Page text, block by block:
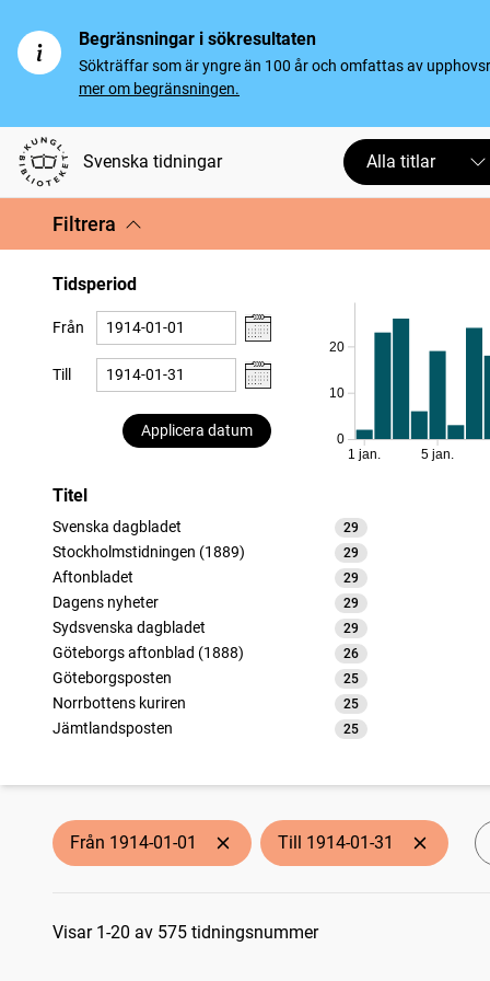
Begränsningar i sökresultaten
Sökträffar som är yngre än 100 år och omfattas av
mer om begränsningen.
Svenska tidningar Alla titlar
Filtrera
Tidsperiod
Från
Till
Applicera datum
0
10
20
1 jan. 5 jan.
Titel
Svenska dagbladet 29
träffar
Stockholmstidningen (1889)
29
träffar
Aftonbladet
29
träffar
Dagens nyheter
29
träffar
Sydsvenska dagbladet
29
träffar
Göteborgs aftonblad (1888)
26
träffar
Göteborgsposten
25
träffar
Norrbottens kuriren
25
träffar
Jämtlandsposten
25
träffar
träffar
Kalmar
träffar
Smålandsposten
träffar
Norrskensflamman
träffar
Från 1914-01-01 Till 1914-01-31
Sökresultat
Visar 1-20 av 575 tidningsnummer